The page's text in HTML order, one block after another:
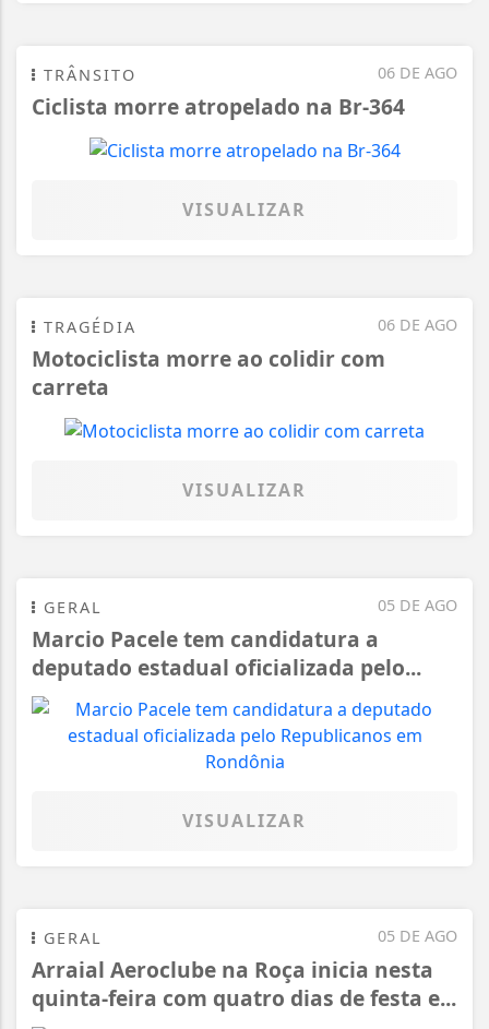
06 DE AGO
TRÂNSITO
Ciclista morre atropelado na Br-364
VISUALIZAR
06 DE AGO
TRAGÉDIA
Motociclista morre ao colidir com
carreta
VISUALIZAR
05 DE AGO
GERAL
Marcio Pacele tem candidatura a
deputado estadual oficializada pelo...
VISUALIZAR
05 DE AGO
GERAL
Arraial Aeroclube na Roça inicia nesta
quinta-feira com quatro dias de festa e...